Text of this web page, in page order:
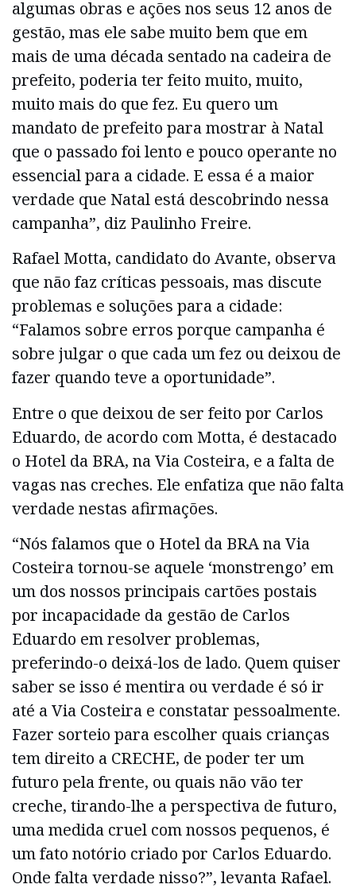
algumas obras e ações nos seus 12 anos de
gestão, mas ele sabe muito bem que em
mais de uma década sentado na cadeira de
prefeito, poderia ter feito muito, muito,
muito mais do que fez. Eu quero um
mandato de prefeito para mostrar à Natal
que o passado foi lento e pouco operante no
essencial para a cidade. E essa é a maior
verdade que Natal está descobrindo nessa
campanha”, diz Paulinho Freire.
Rafael Motta, candidato do Avante, observa
que não faz críticas pessoais, mas discute
problemas e soluções para a cidade:
“Falamos sobre erros porque campanha é
sobre julgar o que cada um fez ou deixou de
fazer quando teve a oportunidade”.
Entre o que deixou de ser feito por Carlos
Eduardo, de acordo com Motta, é destacado
o Hotel da BRA, na Via Costeira, e a falta de
vagas nas creches. Ele enfatiza que não falta
verdade nestas afirmações.
“Nós falamos que o Hotel da BRA na Via
Costeira tornou-se aquele ‘monstrengo’ em
um dos nossos principais cartões postais
por incapacidade da gestão de Carlos
Eduardo em resolver problemas,
preferindo-o deixá-los de lado. Quem quiser
saber se isso é mentira ou verdade é só ir
até a Via Costeira e constatar pessoalmente.
Fazer sorteio para escolher quais crianças
tem direito a CRECHE, de poder ter um
futuro pela frente, ou quais não vão ter
creche, tirando-lhe a perspectiva de futuro,
uma medida cruel com nossos pequenos, é
um fato notório criado por Carlos Eduardo.
Onde falta verdade nisso?”, levanta Rafael.